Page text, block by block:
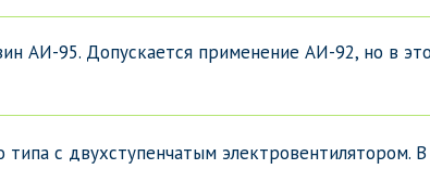
АИ-95. Допускается применение АИ-92, но в
типа с двухступенчатым электровентилятором.